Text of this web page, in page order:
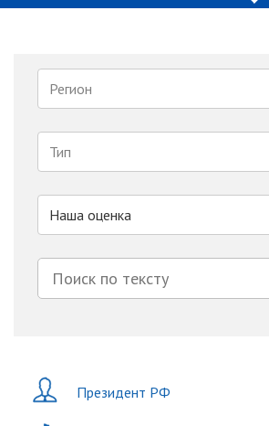
Регион
Тип
Наша оценка
Президент РФ